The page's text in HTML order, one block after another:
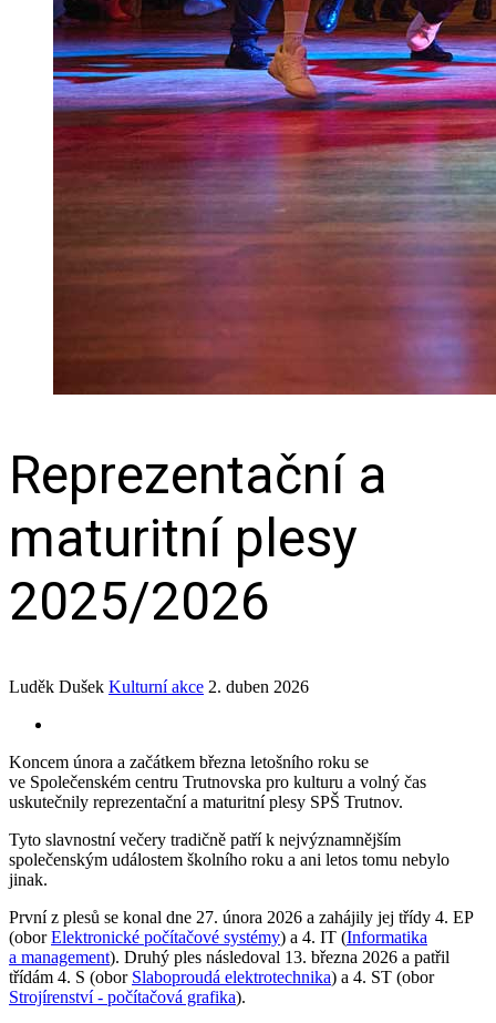
Reprezentační a
maturitní plesy
2025/2026
Luděk Dušek Kulturní akce 2. duben 2026
Koncem února a začátkem března letošního roku se
ve Společenském centru Trutnovska pro kulturu a volný čas
uskutečnily reprezentační a maturitní plesy SPŠ Trutnov.
Tyto slavnostní večery tradičně patří k nejvýznamnějším
společenským událostem školního roku a ani letos tomu nebylo
jinak.
První z plesů se konal dne 27. února 2026 a zahájily jej třídy 4. EP
(oborElektronické počítačové systémy) a 4. IT (Informatika
a management). Druhý ples následoval 13. března 2026 a patřil
třídám 4. S (obor Slaboproudá elektrotechnika) a 4. ST (obor
Strojírenství - počítačová grafika).